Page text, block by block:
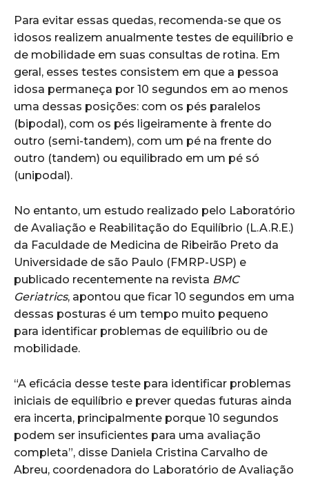
Para evitar essas quedas, recomenda-se que os
idosos realizem anualmente testes de equilíbrio e
de mobilidade em suas consultas de rotina. Em
geral, esses testes consistem em que a pessoa
idosa permaneça por 10 segundos em ao menos
uma dessas posições: com os pés paralelos
(bipodal), com os pés ligeiramente à frente do
outro (semi-tandem), com um pé na frente do
outro (tandem) ou equilibrado em um pé só
(unipodal).
No entanto, um estudo realizado pelo Laboratório
de Avaliação e Reabilitação do Equilíbrio (L.A.R.E.)
da Faculdade de Medicina de Ribeirão Preto da
Universidade de são Paulo (FMRP-USP) e
publicado recentemente na revista BMC
Geriatrics, apontou que ficar 10 segundos em uma
dessas posturas é um tempo muito pequeno
para identificar problemas de equilíbrio ou de
mobilidade.
“A eficácia desse teste para identificar problemas
iniciais de equilíbrio e prever quedas futuras ainda
era incerta, principalmente porque 10 segundos
podem ser insuficientes para uma avaliação
completa”, disse Daniela Cristina Carvalho de
Abreu, coordenadora do Laboratório de Avaliação